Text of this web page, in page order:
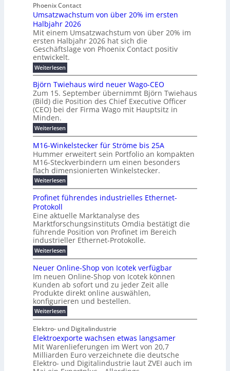
b
r
a
u
c
h
t
m
e
h
r
T
m
p
o
u
n
d
w
e
n
g
e
B
ü
o
k
r
a
i
e
u
f
ü
r
m
o
d
e
r
n
e
E
e
r
g
i
e
l
s
u
n
g
e
n
e
N
H
-
S
i
c
h
e
r
u
n
s
l
a
s
t
s
c
h
a
t
e
i
s
t
n
e
i
l
i
g
u
n
g
b
e
i
m
0
2
6
E
u
r
o
e
n
E
t
e
r
a
t
P
l
u
g
F
e
s
t
h
r
f
a
c
h
d
u
r
c
f
ü
h
r
n
g
e
n
f
ü
r
e
ff
i
z
i
n
t
e
r
e
s
K
a
b
e
l
m
a
n
a
e
m
e
n
t
Phoenix Contact
Umsatzwachstum von über 20% im ersten
Halbjahr 2026
Mit einem Umsatzwachstum von über 20% im
ersten Halbjahr 2026 hat sich die
Geschäftslage von Phoenix Contact positiv
entwickelt.
Weiterlesen:
U
m
s
a
t
z
a
c
h
s
t
u
m
v
o
n
ü
b
r
2
0
%
i
m
e
r
t
e
n
H
a
l
b
j
a
h
r
2
0
Björn Twiehaus wird neuer Wago-CEO
Zum 15. September übernimmt Björn Twiehaus
(Bild) die Position des Chief Executive Officer
(CEO) bei der Firma Wago mit Hauptsitz in
Minden.
Weiterlesen:
B
ö
r
n
T
w
i
h
u
s
w
r
d
n
e
u
r
W
a
g
o
-
C
E
O
M16-Winkelstecker für Ströme bis 25A
Hummer erweitert sein Portfolio an kompakten
M16-Steckverbindern um einen besonders
flach dimensionierten Winkelstecker.
Weiterlesen:
M
1
6
W
i
n
k
e
l
s
t
e
c
k
e
r
ü
S
t
r
ö
m
e
Profinet führendes industrielles Ethernet-
Protokoll
Eine aktuelle Marktanalyse des
Marktforschungsinstituts Omdia bestätigt die
führende Position von Profinet im Bereich
industrieller Ethernet-Protokolle.
Weiterlesen:
P
r
o
i
n
e
t
f
ü
h
r
e
n
d
e
Neuer Online-Shop von Icotek verfügbar
Im neuen Online-Shop von Icotek können
Kunden ab sofort und zu jeder Zeit alle
Produkte direkt online auswählen,
konfigurieren und bestellen.
Weiterlesen:
N
u
e
r
O
n
l
Elektro- und Digitalindustrie
Elektroexporte wachsen etwas langsamer
Mit Warenlieferungen im Wert von 20,7
Milliarden Euro verzeichnete die deutsche
Elektro- und Digitalindustrie laut ZVEI auch im